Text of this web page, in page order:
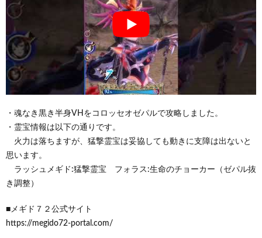
・魂なき黒き半身VHをコロッセオゼパルで攻略しました。
・霊宝情報は以下の通りです。
火力は落ちますが、猛撃霊宝は妥協しても動きに支障は出ないと
思います。
ラッシュメギド:猛撃霊宝 フォラス:生命のチョーカー（ゼパル抜
き調整）
■メギド７２公式サイト
https://megido72-portal.com/